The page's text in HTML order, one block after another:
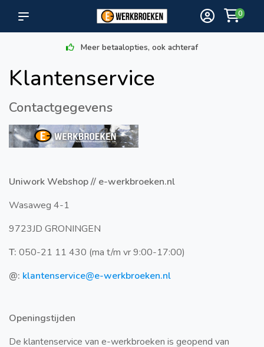
0
Meer betaalopties, ook achteraf
Klantenservice
Contactgegevens
Uniwork Webshop // e-werkbroeken.nl
Wasaweg 4-1
9723JD GRONINGEN
T: 050-21 11 430 (ma t/m vr 9:00-17:00)
@: klantenservice@e-werkbroeken.nl
Openingstijden
De klantenservice van e-werkbroeken is geopend van